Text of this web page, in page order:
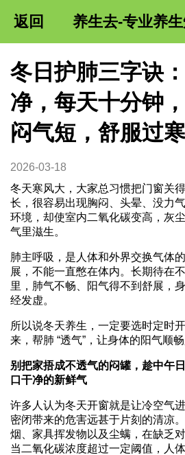
返回 养生去-专业养
冬日护肺三字诀：
净，每天十分钟
闷气短，舒服过
2026-03-18
冬天寒风大，大家总习惯把门窗关
长，很容易出现胸闷、头晕、没力
环境，却使室内二氧化碳变高，灰
气里滋生。
肺主呼吸，是人体和外界交换气体
展，不能一直憋在体内。长期待在
里，肺气不畅、阳气得不到舒展，
经发虚。
所以说冬天养生，一定要选时定时
来，帮肺 “透气”，让身体的阳气顺畅
别把家捂成不透气的闷罐，趁中午
口干净的新鲜气
许多人认为冬天开窗就是让冷空气
密闭带来的危害远甚于片刻的清凉
烟、家具挥发物以及尘螨，在缺乏
当二氧化碳浓度超过一定阈值，人